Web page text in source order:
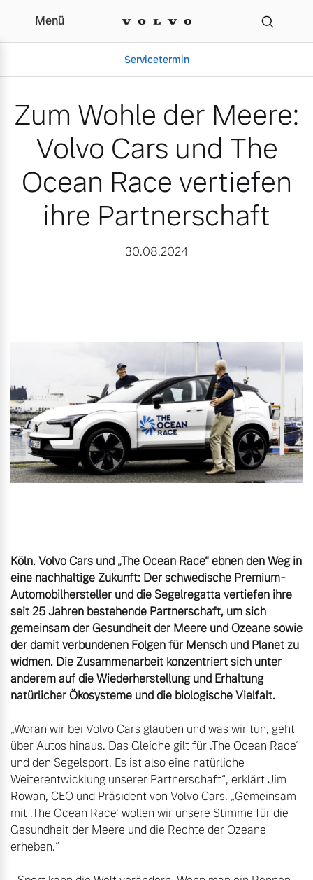
Zum Wohle der Meere:
Menü
Servicetermin
Gebrauchtwagen
Aktuelle Zubehörangebote
Zubehörkatalog
Aktuelle Serviceangebote
Unsere News & Events
Zum Wohle der Meere:
Volvo Cars und The
Ocean Race vertiefen
ihre Partnerschaft
30.08.2024
Köln. Volvo Cars und „The Ocean Race“ ebnen den Weg in
eine nachhaltige Zukunft: Der schwedische Premium-
Automobilhersteller und die Segelregatta vertiefen ihre
seit 25 Jahren bestehende Partnerschaft, um sich
gemeinsam der Gesundheit der Meere und Ozeane sowie
der damit verbundenen Folgen für Mensch und Planet zu
widmen. Die Zusammenarbeit konzentriert sich unter
anderem auf die Wiederherstellung und Erhaltung
natürlicher Ökosysteme und die biologische Vielfalt.
„Woran wir bei Volvo Cars glauben und was wir tun, geht
über Autos hinaus. Das Gleiche gilt für ‚The Ocean Race‘
und den Segelsport. Es ist also eine natürliche
Weiterentwicklung unserer Partnerschaft“, erklärt Jim
Rowan, CEO und Präsident von Volvo Cars. „Gemeinsam
mit ‚The Ocean Race‘ wollen wir unsere Stimme für die
Gesundheit der Meere und die Rechte der Ozeane
erheben.“